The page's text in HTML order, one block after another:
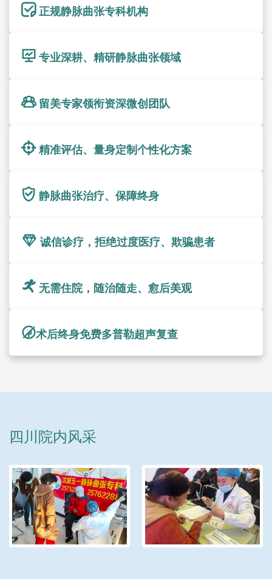
正规静脉曲张专科机构
专业深耕、精研静脉曲张领域
留美专家领衔资深微创团队
精准评估、量身定制个性化方案
静脉曲张治疗、保障终身
诚信诊疗，拒绝过度医疗、欺骗患者
无需住院，随治随走、愈后美观
术后终身免费多普勒超声复查
四川院内风采